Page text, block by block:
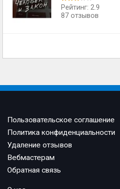
Рейтинг: 2.9
87 отзывов
Пользовательское соглашение
Политика конфиденциальности
Удаление отзывов
Вебмастерам
Обратная связь